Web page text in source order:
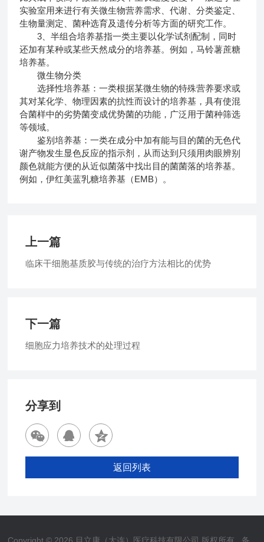
实验室用来进行有关微生物营养需求、代谢、分类鉴定、
生物量测定、菌种选育及遗传分析等方面的研究工作。
3、半组合培养基指一类主要以化学试剂配制，同时
还加有某种或某些天然成分的培养基。例如，马铃薯蔗糖
培养基。
微生物分类
选择性培养基：一类根据某微生物的特殊营养要求或
其对某化学、物理因素的抗性而设计的培养基，具有使混
合菌样中的劣势菌变成优势菌的功能，广泛用于菌种筛选
等领域。
鉴别培养基：一类在成分中加有能与目的菌的无色代
谢产物发生显色反应的指示剂，从而达到只须用肉眼辨别
颜色就能方便的从近似菌落中找出目的菌菌落的培养基。
例如，伊红美蓝乳糖培养基（EMB）。
上一篇
临床干细胞基质胶与传统的治疗方法相比的优势
下一篇
细胞应力培养技术的处理过程
分享到
返回列表
Copyright © 2026 目立康（大连）医疗科技有限公司 版权所有 备